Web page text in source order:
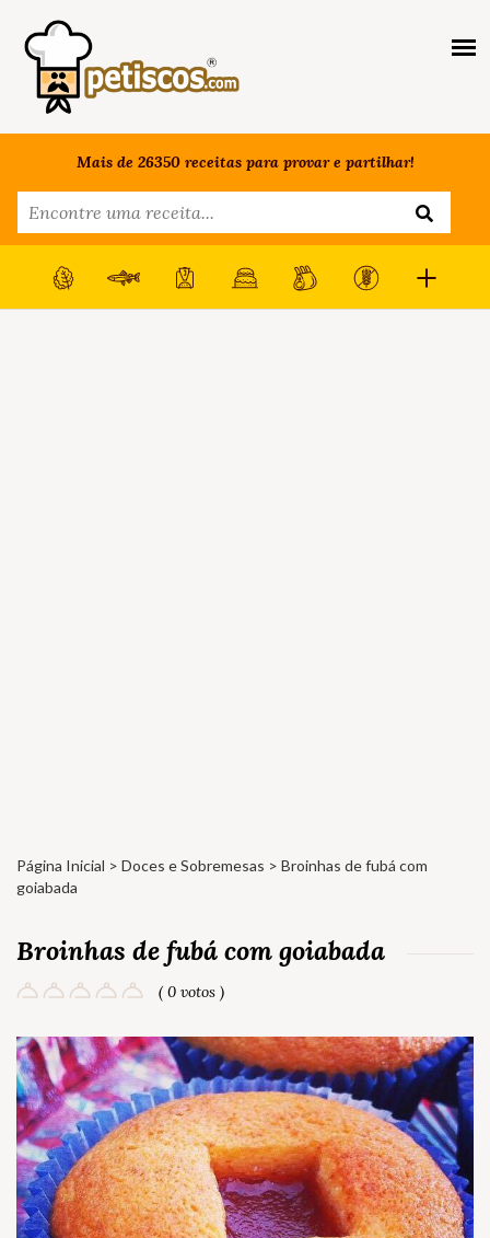
Mais de 26350 receitas para provar e partilhar!
Página Inicial > Doces e Sobremesas > Broinhas de fubá com
goiabada
Broinhas de fubá com goiabada
( 0 votos )